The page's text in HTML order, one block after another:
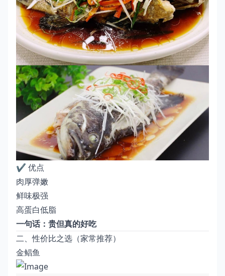
✔️ 优点
肉厚弹嫩
鲜味极强
高蛋白低脂
一句话：贵但真的好吃
二、性价比之选（家常推荐）
金鲳鱼